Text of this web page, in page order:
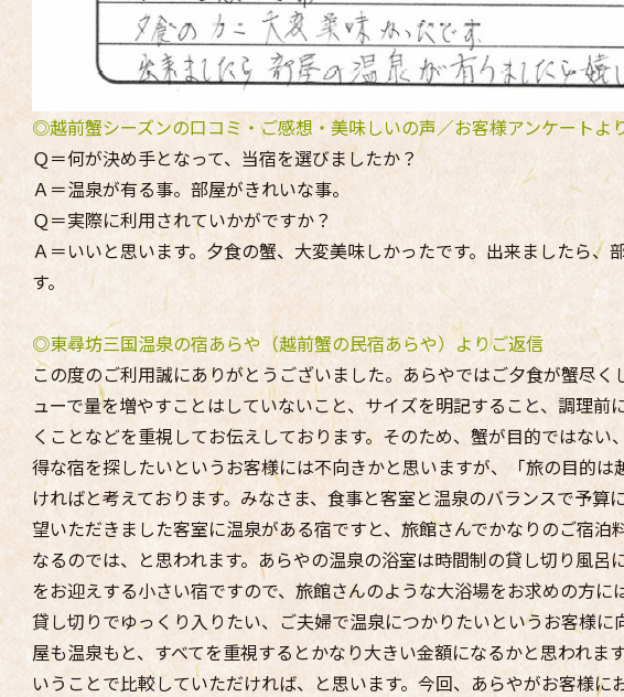
◎越前蟹シーズンの口コミ・ご感想・美味しいの声／お客様アンケートよ
Ｑ＝何が決め手となって、当宿を選びましたか？
Ａ＝温泉が有る事。部屋がきれいな事。
Ｑ＝実際に利用されていかがですか？
Ａ＝いいと思います。夕食の蟹、大変美味しかったです。出来ましたら、
す。
◎東尋坊三国温泉の宿あらや（越前蟹の民宿あらや）よりご返信
この度のご利用誠にありがとうございました。あらやではご夕食が蟹尽く
ューで量を増やすことはしていないこと、サイズを明記すること、調理前
くことなどを重視してお伝えしております。そのため、蟹が目的ではない
得な宿を探したいというお客様には不向きかと思いますが、「旅の目的
ければと考えております。みなさま、食事と客室と温泉のバランスで予算
望いただきました客室に温泉がある宿ですと、旅館さんでかなりのご宿泊
なるのでは、と思われます。あらやの温泉の浴室は時間制の貸し切り風呂
をお迎えする小さい宿ですので、旅館さんのような大浴場をお求めの方
貸し切りでゆっくり入りたい、ご夫婦で温泉につかりたいというお客様
屋も温泉もと、すべてを重視するとかなり大きい金額になるかと思われま
いうことで比較していただければ、と思います。今回、あらやがお客様に